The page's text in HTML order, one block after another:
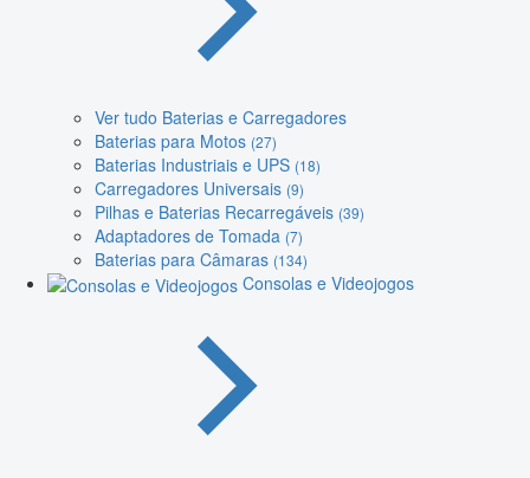
Ver tudo Baterias e Carregadores
Baterias para Motos (27)
Baterias Industriais e UPS (18)
Carregadores Universais (9)
Pilhas e Baterias Recarregáveis (39)
Adaptadores de Tomada (7)
Baterias para Câmaras (134)
Consolas e Videojogos